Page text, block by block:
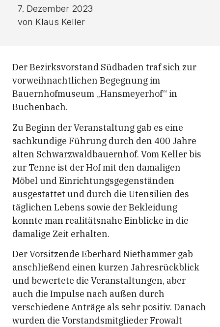
7. Dezember 2023
von Klaus Keller
Der Bezirksvorstand Südbaden traf sich zur
vorweihnachtlichen Begegnung im
Bauernhofmuseum „Hansmeyerhof“ in
Buchenbach.
Zu Beginn der Veranstaltung gab es eine
sachkundige Führung durch den 400 Jahre
alten Schwarzwaldbauernhof. Vom Keller bis
zur Tenne ist der Hof mit den damaligen
Möbel und Einrichtungsgegenständen
ausgestattet und durch die Utensilien des
täglichen Lebens sowie der Bekleidung
konnte man realitätsnahe Einblicke in die
damalige Zeit erhalten.
Der Vorsitzende Eberhard Niethammer gab
anschließend einen kurzen Jahresrückblick
und bewertete die Veranstaltungen, aber
auch die Impulse nach außen durch
verschiedene Anträge als sehr positiv. Danach
wurden die Vorstandsmitglieder Frowalt